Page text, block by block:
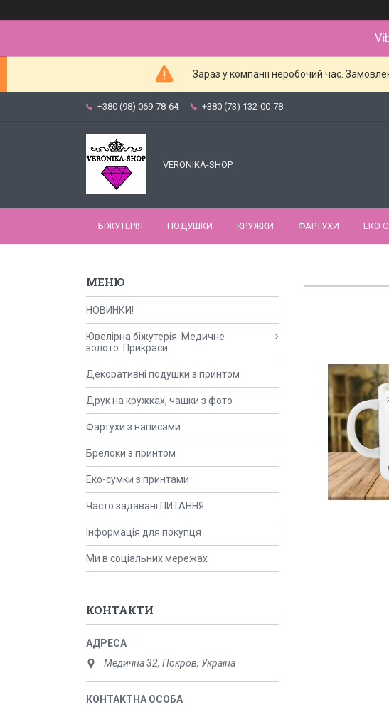
Зараз у компанії неробочий час.
+380 (98) 069-78-64 +380 (73) 132-00-78
VERONIKA-SHOP
БІЖУТЕРІЯ ПОДУШКИ КРУЖКИ ФАРТУХИ ЕКО
НОВИНКИ!
Ювелірна біжутерія. Медичне
золото. Прикраси
Декоративні подушки з принтом
Друк на кружках, чашки з фото
Фартухи з написами
Брелоки з принтом
Еко-сумки з принтами
Часто задавані ПИТАННЯ
Інформація для покупця
Ми в соціальних мережах
КОНТАКТИ
Медична 32, Покров, Україна